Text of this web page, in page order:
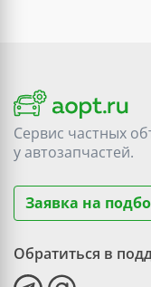
Сервис частных
уавтозапчастей.
Заявка на
Обратиться в